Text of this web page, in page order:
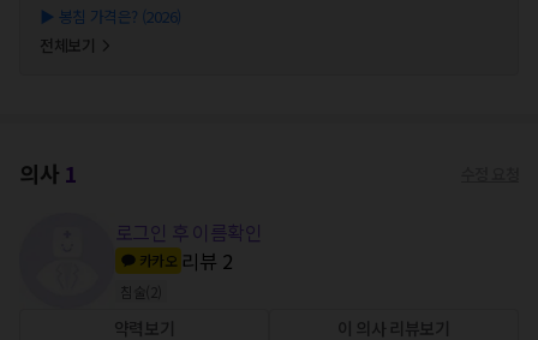
▶ 봉침 가격은? (2026)
전체보기
의사 1
로그인 후 이름확인
카카오 리뷰 2
침술
약력보기 이 의사 리뷰보기